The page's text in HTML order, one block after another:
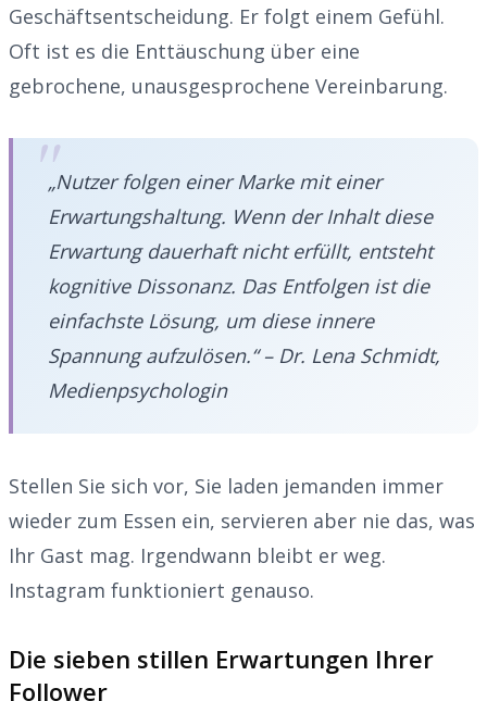
Geschäftsentscheidung. Er folgt einem Gefühl.
Oft ist es die Enttäuschung über eine
gebrochene, unausgesprochene Vereinbarung.
„Nutzer folgen einer Marke mit einer
Erwartungshaltung. Wenn der Inhalt diese
Erwartung dauerhaft nicht erfüllt, entsteht
kognitive Dissonanz. Das Entfolgen ist die
einfachste Lösung, um diese innere
Spannung aufzulösen.“ – Dr. Lena Schmidt,
Medienpsychologin
Stellen Sie sich vor, Sie laden jemanden immer
wieder zum Essen ein, servieren aber nie das, was
Ihr Gast mag. Irgendwann bleibt er weg.
Instagram funktioniert genauso.
Die sieben stillen Erwartungen Ihrer
Follower